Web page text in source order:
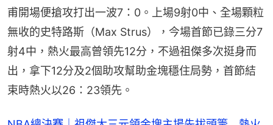
甫開場便搶攻打出一波7：0。上場9射0中、全場顆粒
無收的史特路斯（Max Strus），今場首節已錄三分7
射4中，熱火最高曾領先12分，不過祖傑多次挺身而
出，拿下12分及2個助攻幫助金塊穩住局勢，首節結
束時熱火以26：23領先。